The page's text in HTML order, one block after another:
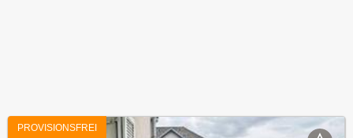
PROVISIONSFREI